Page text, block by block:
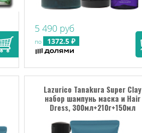
5 490 руб
по 1372.5 ₽
Lazurico Tanakura Super Clay
набор шампунь маска и Hair
Dress, 300мл+210г+150мл